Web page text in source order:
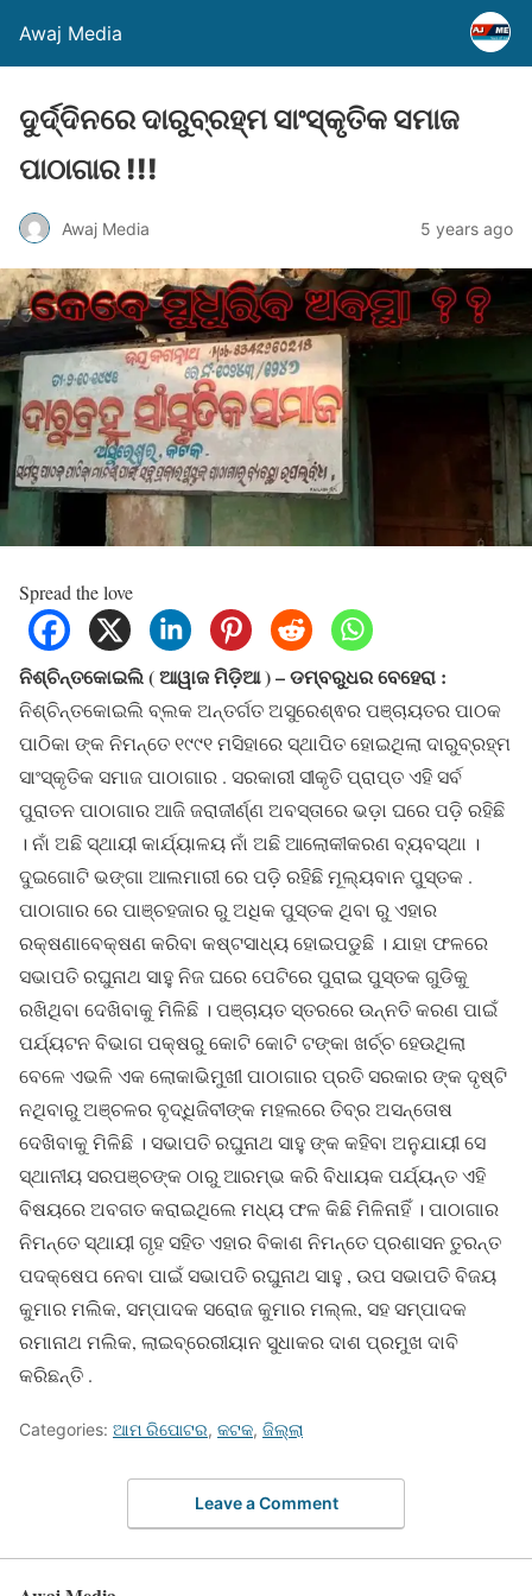
Awaj Media
ଦୁର୍ଦ୍ଦିନରେ ଦାରୁବ୍ରହ୍ମ ସାଂସ୍କୃତିକ ସମାଜ
ପାଠାଗାର !!!
Awaj Media 5 years ago
Spread the love
ନିଶ୍ଚିନ୍ତକୋଇଲି ( ଆୱାଜ ମିଡ଼ିଆ ) – ଡମ୍ବରୁଧର ବେହେରା :
ନିଶ୍ଚିନ୍ତକୋଇଲି ବ୍ଲକ ଅନ୍ତର୍ଗତ ଅସୁରେଶ୍ଵର ପଞ୍ଚାୟତର ପାଠକ
ପାଠିକା ଙ୍କ ନିମନ୍ତେ ୧୯୯୧ ମସିହାରେ ସ୍ଥାପିତ ହୋଇଥିଲା ଦାରୁବ୍ରହ୍ମ
ସାଂସ୍କୃତିକ ସମାଜ ପାଠାଗାର . ସରକାରୀ ସୀକୃତି ପ୍ରାପ୍ତ ଏହି ସର୍ବ
ପୁରାତନ ପାଠାଗାର ଆଜି ଜରାଜୀର୍ଣ୍ଣ ଅବସ୍ତାରେ ଭଡ଼ା ଘରେ ପଡ଼ି ରହିଛି
। ନାଁ ଅଛି ସ୍ଥାୟୀ କାର୍ଯ୍ୟାଳୟ ନାଁ ଅଛି ଆଲୋକୀକରଣ ବ୍ୟବସ୍ଥା ।
ଦୁଇଗୋଟି ଭଙ୍ଗା ଆଲମାରୀ ରେ ପଡ଼ି ରହିଛି ମୂଲ୍ୟବାନ ପୁସ୍ତକ .
ପାଠାଗାର ରେ ପାଞ୍ଚହଜାର ରୁ ଅଧିକ ପୁସ୍ତକ ଥିବା ରୁ ଏହାର
ରକ୍ଷଣାବେକ୍ଷଣ କରିବା କଷ୍ଟସାଧ୍ୟ ହୋଇପଡୁଛି । ଯାହା ଫଳରେ
ସଭାପତି ରଘୁନାଥ ସାହୁ ନିଜ ଘରେ ପେଟିରେ ପୁରାଇ ପୁସ୍ତକ ଗୁଡିକୁ
ରଖିଥିବା ଦେଖିବାକୁ ମିଳିଛି । ପଞ୍ଚାୟତ ସ୍ତରରେ ଉନ୍ନତି କରଣ ପାଇଁ
ପର୍ଯ୍ୟଟନ ବିଭାଗ ପକ୍ଷରୁ କୋଟି କୋଟି ଟଙ୍କା ଖର୍ଚ୍ଚ ହେଉଥିଲା
ବେଳେ ଏଭଳି ଏକ ଲୋକାଭିମୁଖୀ ପାଠାଗାର ପ୍ରତି ସରକାର ଙ୍କ ଦୃଷ୍ଟି
ନଥିବାରୁ ଅଞ୍ଚଳର ବୃଦ୍ଧିଜିବୀଙ୍କ ମହଲରେ ତିବ୍ର ଅସନ୍ତୋଷ
ଦେଖିବାକୁ ମିଳିଛି । ସଭାପତି ରଘୁନାଥ ସାହୁ ଙ୍କ କହିବା ଅନୁଯାୟୀ ସେ
ସ୍ଥାନୀୟ ସରପଞ୍ଚଙ୍କ ଠାରୁ ଆରମ୍ଭ କରି ବିଧାୟକ ପର୍ଯ୍ୟନ୍ତ ଏହି
ବିଷୟରେ ଅବଗତ କରାଇଥିଲେ ମଧ୍ୟ ଫଳ କିଛି ମିଳିନାହିଁ । ପାଠାଗାର
ନିମନ୍ତେ ସ୍ଥାୟୀ ଗୃହ ସହିତ ଏହାର ବିକାଶ ନିମନ୍ତେ ପ୍ରଶାସନ ତୁରନ୍ତ
ପଦକ୍ଷେପ ନେବା ପାଇଁ ସଭାପତି ରଘୁନାଥ ସାହୁ , ଉପ ସଭାପତି ବିଜୟ
କୁମାର ମଲିକ, ସମ୍ପାଦକ ସରୋଜ କୁମାର ମଲ୍ଲ, ସହ ସମ୍ପାଦକ
ରମାନାଥ ମଲିକ, ଲାଇବ୍ରେରୀୟାନ ସୁଧାକର ଦାଶ ପ୍ରମୁଖ ଦାବି
କରିଛନ୍ତି .
Categories: ଆମ ରିପୋଟର, କଟକ, ଜିଲ୍ଲା
Leave a Comment